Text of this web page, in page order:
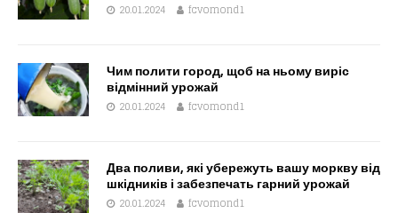
20.01.2024 fcvomond1
Чим полити город, щоб на ньому виріс
відмінний урожай
20.01.2024 fcvomond1
Два поливи, які убережуть вашу моркву від
шкідників і забезпечать гарний урожай
20.01.2024 fcvomond1